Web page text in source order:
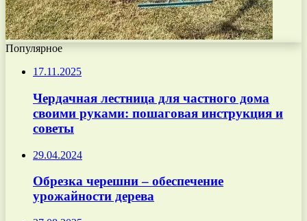
Популярное
17.11.2025
Чердачная лестница для частного дома
своими руками: пошаговая инструкция и
советы
29.04.2024
Обрезка черешни – обеспечение
урожайности дерева